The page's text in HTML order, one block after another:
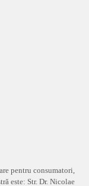
pentru consumatori,
este: Str. Dr. Nicolae